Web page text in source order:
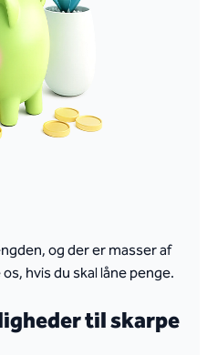
og der er masser af
hvis du skal låne penge.
til skarpe